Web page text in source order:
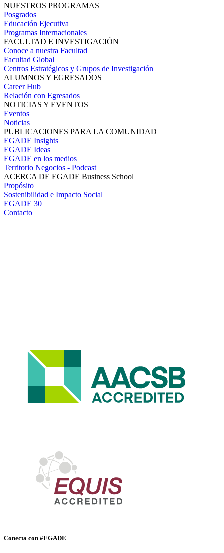
NUESTROS PROGRAMAS
Posgrados
Educación Ejecutiva
Programas Internacionales
FACULTAD E INVESTIGACIÓN
Conoce a nuestra Facultad
Facultad Global
Centros Estratégicos y Grupos de Investigación
ALUMNOS Y EGRESADOS
Career Hub
Relación con Egresados
NOTICIAS Y EVENTOS
Eventos
Noticias
PUBLICACIONES PARA LA COMUNIDAD
EGADE Insights
EGADE Ideas
EGADE en los medios
Territorio Negocios - Podcast
ACERCA DE EGADE Business School
Propósito
Sostenibilidad e Impacto Social
EGADE 30
Contacto
Conecta con #EGADE